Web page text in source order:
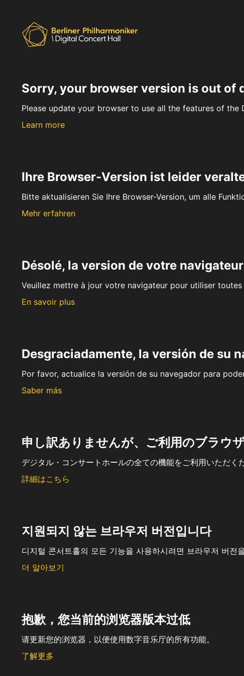
Sorry, your browser version is out of
Please update your browser to use all the features of the
Learn more
Ihre Browser-Version ist leider
Bitte aktualisieren Sie Ihre Browser-Version, um alle
Mehr erfahren
Désolé, la version de votre
Veuillez mettre à jour votre navigateur pour utiliser
En savoir plus
Desgraciadamente, la versión de su
Por favor, actualice la versión de su navegador para
Saber más
申し訳ありませんが、ご利用のブラウ
デジタル・コンサートホールの全ての機能をご利用いただく
詳細はこちら
지원되지 않는 브라우저 버전입니다
디지털 콘서트홀의 모든 기능을 사용하시려면 브라우저 버전
더 알아보기
抱歉，您当前的浏览器版本过低
请更新您的浏览器，以便使用数字音乐厅的所有功能。
了解更多